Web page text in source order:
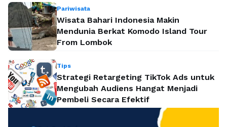
Pariwisata
Wisata Bahari Indonesia Makin
Mendunia Berkat Komodo Island Tour
From Lombok
Tips
Strategi Retargeting TikTok Ads untuk
Mengubah Audiens Hangat Menjadi
Pembeli Secara Efektif